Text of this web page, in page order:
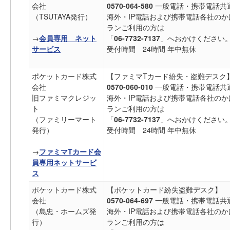
会社
（TSUTAYA発行）
→会員専用 ネット
サービス
0570-064-580 一般電話・携帯電話共
海外・IP電話および携帯電話各社の
ランご利用の方は
「06-7732-7137 」へおかけください
受付時間 24時間 年中無休
ポケットカード株式
会社
旧ファミマクレジッ
ト
（ファミリーマート
発行）
→ファミマTカード会
員専用ネットサービ
ス
【ファミマTカード紛失・盗難デスク
0570-060-010 一般電話・携帯電話共
海外・IP電話および携帯電話各社の
ランご利用の方は
「06-7732-7137 」へおかけください
受付時間 24時間 年中無休
ポケットカード株式
会社
（島忠・ホームズ発
行）
【ポケットカード紛失盗難デスク】
0570-064-697 一般電話・携帯電話共
海外・IP電話および携帯電話各社の
ランご利用の方は